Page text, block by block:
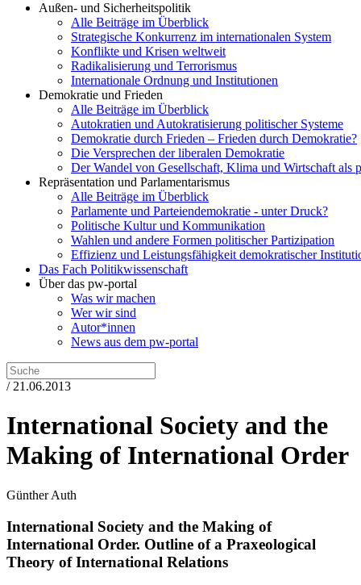
Außen- und Sicherheitspolitik
Alle Beiträge im Überblick
Strategische Konkurrenz im internationalen System
Konflikte und Krisen weltweit
Radikalisierung und Terrorismus
Internationale Ordnung und Institutionen
Demokratie und Frieden
Alle Beiträge im Überblick
Autokratien und Autokratisierung politischer Systeme
Demokratie durch Frieden – Frieden durch Demokratie?
Die Versprechen der liberalen Demokratie
Der Wandel von Gesellschaft, Klima und Wirtschaft als
Repräsentation und Parlamentarismus
Alle Beiträge im Überblick
Parlamente und Parteiendemokratie - unter Druck?
Politische Kultur und Kommunikation
Wahlen und andere Formen politischer Partizipation
Effizienz und Leistungsfähigkeit demokratischer
Das Fach Politikwissenschaft
Über das pw-portal
Was wir machen
Wer wir sind
Autor*innen
News aus dem pw-portal
/ 21.06.2013
International Society and the
Making of International Order
Günther Auth
International Society and the Making of
International Order. Outline of a Praxeological
Theory of International Relations